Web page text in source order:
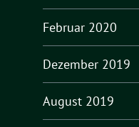
Februar 2020
Dezember 2019
August 2019